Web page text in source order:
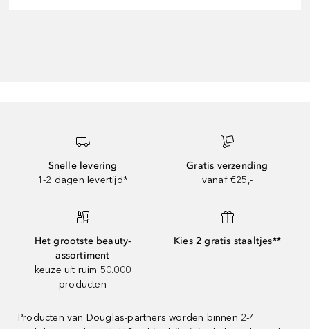
Snelle levering
1-2 dagen levertijd*
Gratis verzending
vanaf €25,-
Het grootste beauty-
assortiment
keuze uit ruim 50.000
producten
Kies 2 gratis staaltjes**
Producten van Douglas-partners worden binnen 2-4